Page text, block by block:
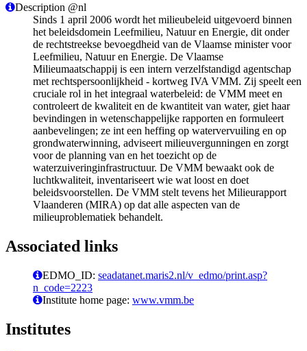
Description @nl
Sinds 1 april 2006 wordt het milieubeleid uitgevoerd binnen
het beleidsdomein Leefmilieu, Natuur en Energie, dit onder
de rechtstreekse bevoegdheid van de Vlaamse minister voor
Leefmilieu, Natuur en Energie. De Vlaamse
Milieumaatschappij is een intern verzelfstandigd agentschap
met rechtspersoonlijkheid - kortweg IVA VMM. Zij speelt een
cruciale rol in het integraal waterbeleid: de VMM meet en
controleert de kwaliteit en de kwantiteit van water, giet haar
bevindingen in wetenschappelijke rapporten en formuleert
aanbevelingen; ze int een heffing op watervervuiling en op
grondwaterwinning, adviseert milieuvergunningen en zorgt
voor de planning van en het toezicht op de
waterzuiveringinfrastructuur. De VMM bewaakt ook de
luchtkwaliteit, inventariseert wie wat loost en doet
beleidsvoorstellen. De VMM stelt tevens het Milieurapport
Vlaanderen (MIRA) op dat alle aspecten van de
milieuproblematiek behandelt.
Associated links
EDMO_ID: seadatanet.maris2.nl/v_edmo/print.asp?
n_code=2223
Institute home page: www.vmm.be
Institutes